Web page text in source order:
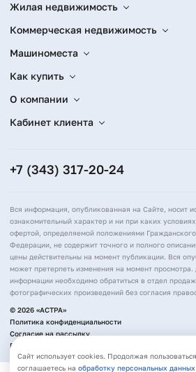
Жилая недвижимость
Коммерческая недвижимость
Машиноместа
Как купить
О компании
Кабинет клиента
+7 (343) 317-20-24
Вся информация, опубликованная на Сайте, носит
ознакомительный характер и ни при каких
офертой, определяемой положениями
Федерации, не содержит точного и полного
цены действительны на момент публикации. Вся
может претерпеть изменения на момент
информации необходимо обратиться в отдел
фотографических произведений без согласия
© 2026 «АСТРА»
Политика конфиденциальности
Согласие на рассылку
Политика обработки персональных данных
Сайт использует cookies. Продолжая
соглашаетесь на обработку персональных данных